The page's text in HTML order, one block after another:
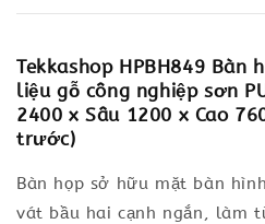
Tekkashop HPBH849 Bàn
liệu gỗ công nghiệp sơn
2400 x Sâu 1200 x Cao
trước)
Bàn họp sở hữu mặt bàn
vát bầu hai cạnh ngắn, làm